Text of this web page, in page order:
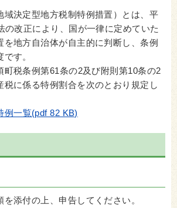
域決定型地方税制特例措置）とは、平
の改正により、国が一律に定めていた
を地方自治体が自主的に判断し、条例
す。
町税条例第61条の2及び附則第10条の2
税に係る特例割合を次のとおり規定し
例一覧(pdf 82 KB)
を添付の上、申告してください。